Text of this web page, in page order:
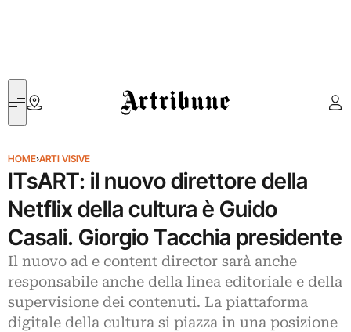
Artribune
HOME›ARTI VISIVE
ITsART: il nuovo direttore della
Netflix della cultura è Guido
Casali. Giorgio Tacchia presidente
Il nuovo ad e content director sarà anche
responsabile anche della linea editoriale e della
supervisione dei contenuti. La piattaforma
digitale della cultura si piazza in una posizione